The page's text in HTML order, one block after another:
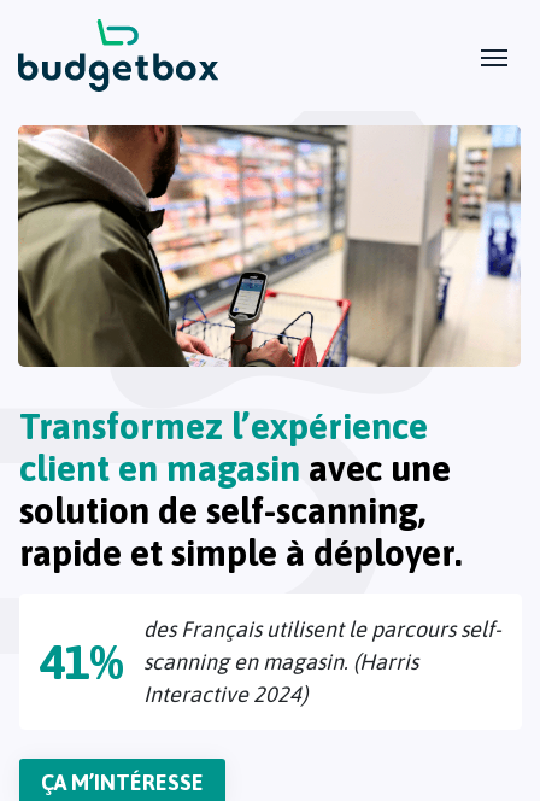
Transformez l’expérience
client en magasin avec une
solution de self-scanning,
rapide et simple à déployer.
41%
des Français utilisent le parcours self-
scanning en magasin. (Harris
Interactive 2024)
ÇA M’INTÉRESSE